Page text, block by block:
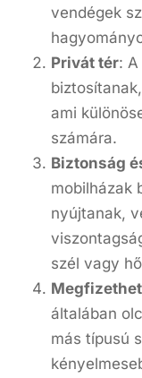
vendégek
Privát tér:
ami
számára.
Biztonság
mobilházak
nyújtanak,
szél vagy
általában
más típusú